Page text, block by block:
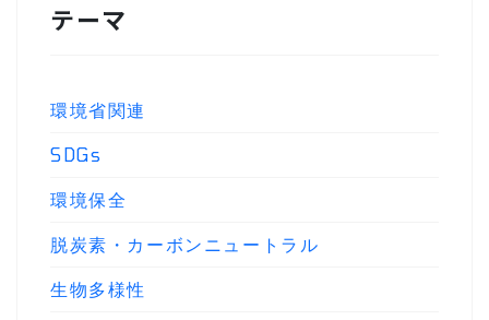
テーマ
環境省関連
SDGs
環境保全
脱炭素・カーボンニュートラル
生物多様性